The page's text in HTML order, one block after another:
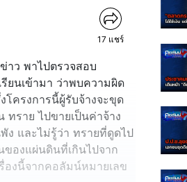
17 แชร์
ว พาไปตรวจสอบ
ยนเข้ามา ว่าพบความผิด
ครงการนี้ผู้รับจ้างจะขุด
ราย ไปขายเป็นค่าจ้าง
ง และไม่รู้ว่า ทรายที่ดูดไป
องแผ่นดินที่เกินไปจาก
องนี้จากคอลัมน์หมายเลข